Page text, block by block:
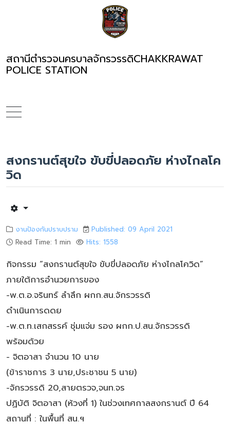
สถานีตำรวจนครบาลจักรวรรดิCHAKKRAWAT
POLICE STATION
สงกรานต์สุขใจ ขับขี่ปลอดภัย ห่างไกลโค
วิด
งานป้องกันปราบปราม
Published: 09 April 2021
Read Time: 1 min
Hits: 1558
กิจกรรม “สงกรานต์สุขใจ ขับขี่ปลอดภัย ห่างไกลโควิด”
ภายใต้การอำนวยการของ
-พ.ต.อ.จรินทร์ ลำลึก ผกก.สน.จักรวรรดิ
ดำเนินการดดย
-พ.ต.ท.เสกสรรค์ ชุ่มแจ่ม รอง ผกก.ป.สน.จักรวรรดิ
พร้อมด้วย
- จิตอาสา จำนวน 10 นาย
(ข้าราชการ 3 นาย,ประชาชน 5 นาย)
-จักรวรรดิ 20,สายตรวจ,จนท.จร
ปฏิบัติ จิตอาสา (ห้วงที่ 1) ในช่วงเทศกาลสงกรานต์ ปี 64
สถานที่ : ในพื้นที่ สน.ฯ